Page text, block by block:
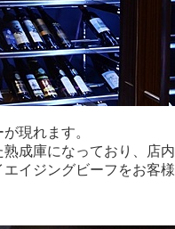
現れます。
成庫になっており、店内
イジングビーフをお客様